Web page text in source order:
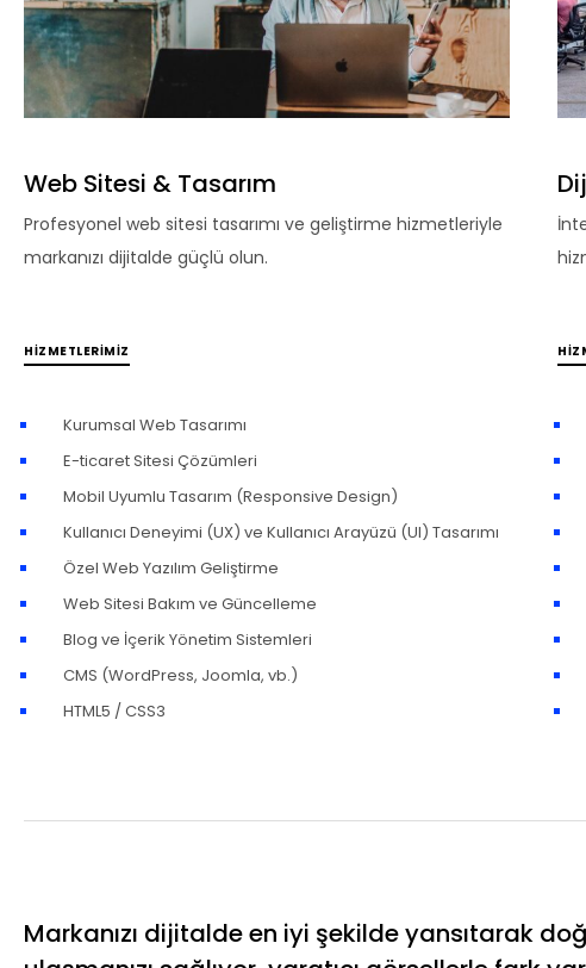
Web Sitesi & Tasarım
Profesyonel web sitesi tasarımı ve geliştirme hizmetleriyle
markanızı dijitalde güçlü olun.
HIZMETLERIMIZ
Kurumsal Web Tasarımı
E-ticaret Sitesi Çözümleri
Mobil Uyumlu Tasarım (Responsive Design)
Kullanıcı Deneyimi (UX) ve Kullanıcı Arayüzü (UI) Tasarımı
Özel Web Yazılım Geliştirme
Web Sitesi Bakım ve Güncelleme
Blog ve İçerik Yönetim Sistemleri
CMS (WordPress, Joomla, vb.)
HTML5 / CSS3
Markanızı dijitalde en iyi şekilde yansıtarak